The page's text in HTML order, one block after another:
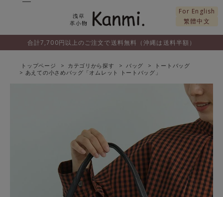
For English
繁體中文
合計7,700円以上のご注文で送料無料（沖縄は送料半額）
トップページ カテゴリから探す バッグ
トートバッグ
あえての小さめバッグ「オムレット トートバッグ」